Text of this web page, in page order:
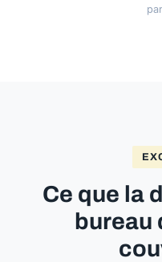
Ce que la
bureau